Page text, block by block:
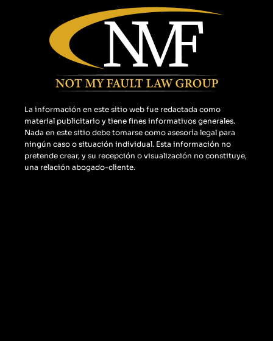
a
g
r
a
m
n
-
o
g
e
-
m
a
La información en este sitio web fue redactada como
material publicitario y tiene fines informativos generales.
Nada en este sitio debe tomarse como asesoría legal para
ningún caso o situación individual. Esta información no
pretende crear, y su recepción o visualización no constituye,
una relación abogado-cliente.